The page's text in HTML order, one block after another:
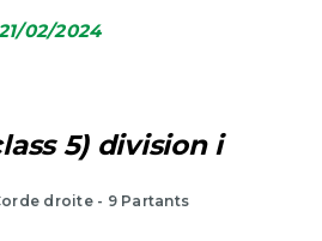
02/2024
5) division i
droite - 9 Partants